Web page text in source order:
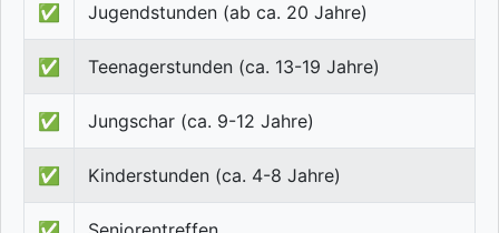
✅ Jugendstunden (ab ca. 20 Jahre)
✅ Teenagerstunden (ca. 13-19 Jahre)
✅ Jungschar (ca. 9-12 Jahre)
✅ Kinderstunden (ca. 4-8 Jahre)